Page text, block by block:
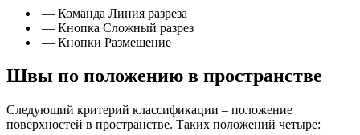
— Команда Линия разреза
— Кнопка Сложный разрез
— Кнопки Размещение
Швы по положению в пространстве
Следующий критерий классификации – положение
поверхностей в пространстве. Таких положений четыре: